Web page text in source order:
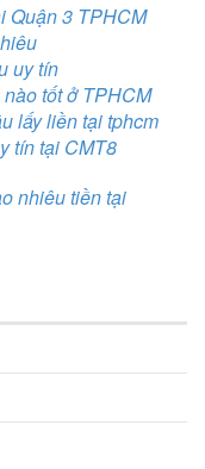
Quận 3 TPHCM
uy tín
tốt ở TPHCM
lấy liền tại tphcm
tín tại CMT8
nhiêu tiền tại